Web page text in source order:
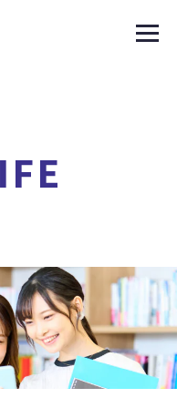
メニ
↑